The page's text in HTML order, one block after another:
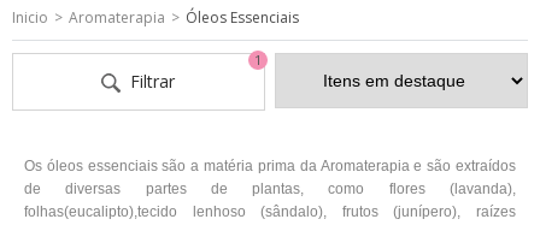
Filtrar
1
Inicio Aromaterapia Óleos Essenciais
Os óleos essenciais são a matéria prima da Aromaterapia e são extraídos
de diversas partes de plantas, como flores (lavanda),
folhas(eucalipto),tecido lenhoso (sândalo), frutos (junípero), raízes